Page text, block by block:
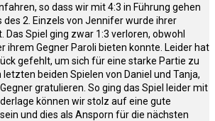
so dass wir mit 4:3 in Führung gehen
des 2. Einzels von Jennifer wurde ihrer
Das Spiel ging zwar 1:3 verloren, obwohl
ihrem Gegner Paroli bieten konnte. Leider hat
gefehlt, um sich für eine starke Partie zu
beiden Spielen von Daniel und Tanja,
gratulieren. So ging das Spiel leider mit
können wir stolz auf eine gute
und dies als Ansporn für die nächsten